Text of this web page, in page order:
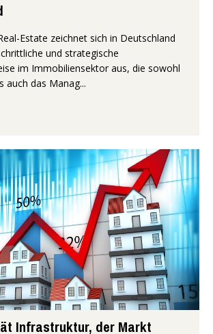
Estate zeichnet sich in Deutschland
und strategische
im Immobiliensektor aus, die sowohl
auch das Manag...
Infrastruktur, der Markt